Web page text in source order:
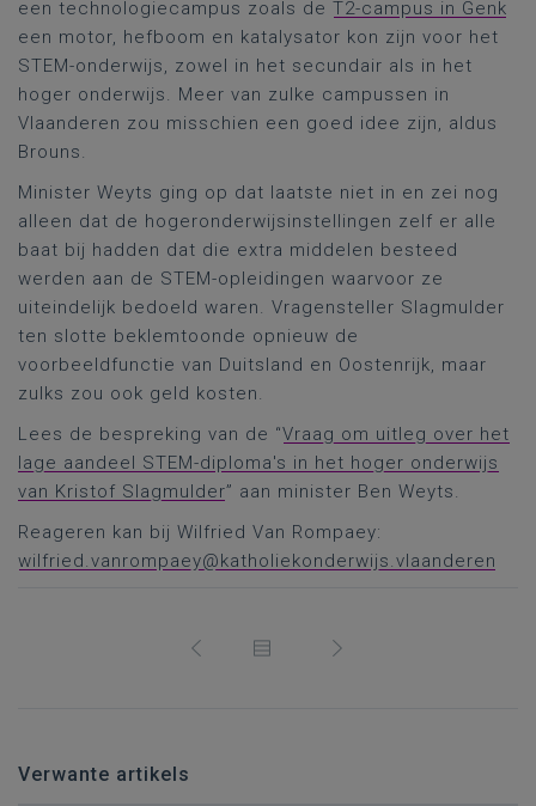
een technologiecampus zoals de T2-campus in Genk
een motor, hefboom en katalysator kon zijn voor het
STEM-onderwijs, zowel in het secundair als in het
hoger onderwijs. Meer van zulke campussen in
Vlaanderen zou misschien een goed idee zijn, aldus
Brouns.
Minister Weyts ging op dat laatste niet in en zei nog
alleen dat de hogeronderwijsinstellingen zelf er alle
baat bij hadden dat die extra middelen besteed
werden aan de STEM-opleidingen waarvoor ze
uiteindelijk bedoeld waren. Vragensteller Slagmulder
ten slotte beklemtoonde opnieuw de
voorbeeldfunctie van Duitsland en Oostenrijk, maar
zulks zou ook geld kosten.
Lees de bespreking van de “Vraag om uitleg over het
lage aandeel STEM-diploma's in het hoger onderwijs
van Kristof Slagmulder” aan minister Ben Weyts.
Reageren kan bij Wilfried Van Rompaey:
wilfried.vanrompaey@katholiekonderwijs.vlaanderen
Verwante artikels